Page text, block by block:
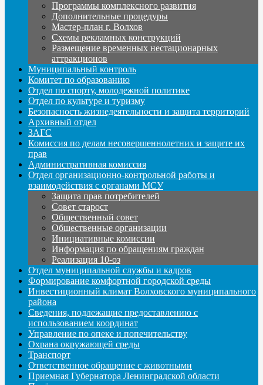
Программы комплексного развития
Дополнительные процедуры
Мастер-план г. Волхов
Схемы рекламных конструкций
Размещение временных нестационарных
аттракционов
Муниципальный контроль
Комитет по образованию
Отдел по спорту, молодежной политике
Отдел по культуре и туризму
Безопасность жизнедеятельности и защита территорий
Архивный отдел
ЗАГС
Комиссия по делам несовершеннолетних и защите их
прав
Административная комиссия
Отдел организационно-контрольной работы и
взаимодействия с органами МСУ
Защита прав потребителей
Совет старост
Общественный совет
Общественные организации
Инициативные комиссии
Информация по обращениям граждан
Реализация 10-оз
Отдел муниципальной службы и кадров
Формирование комфортной городской среды
Инвестиционный климат Волховского муниципального
района
Сведения, подлежащие предоставлению с
использованием координат
Управление по опеке и попечительству
Охрана окружающей среды
Транспорт
Ответственное обращение с животными
Приемная Губернатора Ленинградской области